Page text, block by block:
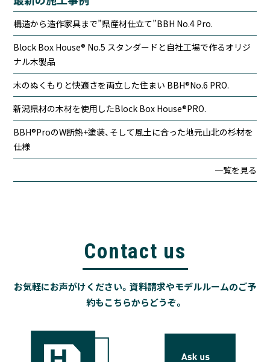
構造から造作家具まで”県産材仕立て”BBH No.4 Pro.
Block Box House® No.5 スタンダードと自社工場で作るオリジ
ナル木製品
木のぬくもりと快適さを両立した住まい BBH®No.6 PRO.
新潟県材の木材を使用したBlock Box House®PRO.
BBH®ProのW断熱+塗装、そして風土に合った地元山北の杉材を
仕様
一覧を見る
Contact us
お気軽にお声がけください。資料請求やモデルルームのご予
約もこちらからどうぞ。